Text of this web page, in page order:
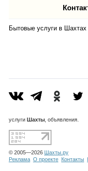
Бытовые услуги в Шахтах
услуги Шахты, объявления.
© 2005—2026 Шахты.ру
Реклама О проекте Контакты